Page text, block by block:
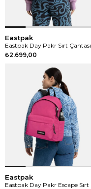
Eastpak
Eastpak Day Pakr Sırt Çantası
₺2.699,00
Eastpak